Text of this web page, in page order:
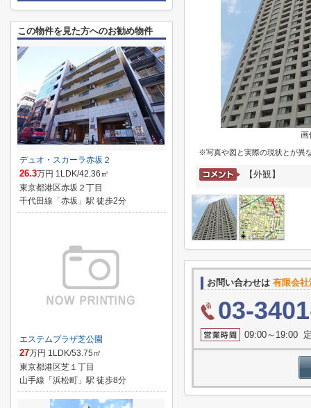
画
※写真や図と実際の現状とが異
【外観】
お問い合わせは 有限会社
03-
09:00～19:00
この物件を見た方へのお勧め物件
デュオ・スカーラ赤坂２
26.3万円 1LDK/42.36㎡
東京都港区赤坂２丁目
千代田線「赤坂」駅 徒歩2分
エステムプラザ芝公園
27万円 1LDK/53.75㎡
東京都港区芝１丁目
山手線「浜松町」駅 徒歩8分